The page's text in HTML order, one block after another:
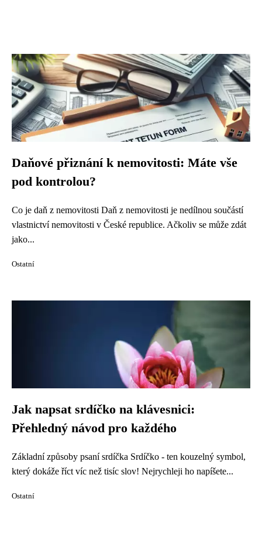
Daňové přiznání k nemovitosti: Máte vše
pod kontrolou?
Co je daň z nemovitosti Daň z nemovitosti je nedílnou součástí
vlastnictví nemovitosti v České republice. Ačkoliv se může zdát
jako...
Ostatní
Jak napsat srdíčko na klávesnici:
Přehledný návod pro každého
Základní způsoby psaní srdíčka Srdíčko - ten kouzelný symbol,
který dokáže říct víc než tisíc slov! Nejrychleji ho napíšete...
Ostatní